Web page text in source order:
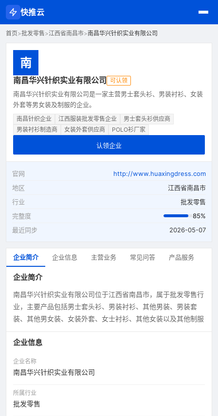
快推云
首页>批发零售>江西省南昌市>南昌华兴针织实业有限公司
南
南昌华兴针织实业有限公司 可认领
南昌华兴针织实业有限公司是一家主营男士套头衫、男装衬衫、女装
外套等男女装及制服的企业。
南昌针织企业 江西服装批发零售企业
男士套头衫供应商
男装衬衫制造商
女装外套供应商 POLO衫厂家
认领企业
官网
http://www.huaxingdress.com
地区
江西省南昌市
行业
批发零售
完整度
85%
最近同步
2026-05-07
企业简介 企业信息 主营业务 常见问答 产品服务
企业简介
南昌华兴针织实业有限公司位于江西省南昌市，属于批发零售行
业，主要产品包括男士套头衫、男装衬衫、其他男装、男装套
装、其他男女装、女装外套、女士衬衫、其他女装以及其他制服
企业信息
企业名称
南昌华兴针织实业有限公司
所属行业
批发零售